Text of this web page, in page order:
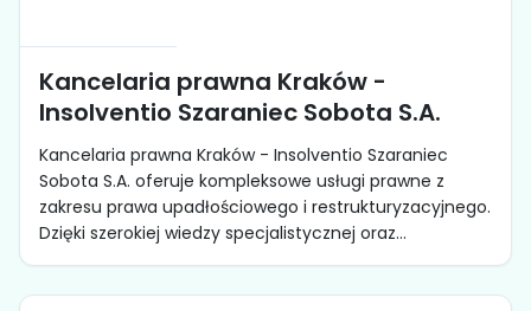
Kancelaria prawna Kraków -
Insolventio Szaraniec Sobota S.A.
Kancelaria prawna Kraków - Insolventio Szaraniec
Sobota S.A. oferuje kompleksowe usługi prawne z
zakresu prawa upadłościowego i restrukturyzacyjnego.
Dzięki szerokiej wiedzy specjalistycznej oraz...